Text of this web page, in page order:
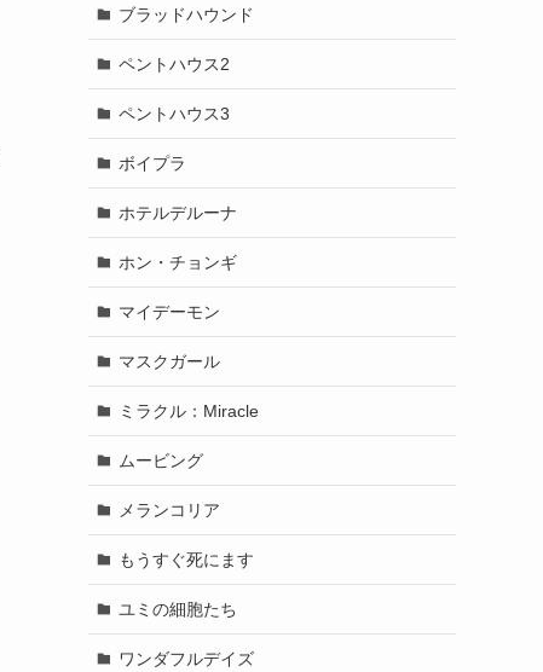
ブラッドハウンド
ペントハウス2
ペントハウス3
ボイプラ
ホテルデルーナ
ホン・チョンギ
マイデーモン
マスクガール
ミラクル：Miracle
ムービング
メランコリア
もうすぐ死にます
ユミの細胞たち
ワンダフルデイズ